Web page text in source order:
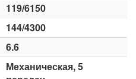
119/6150
144/4300
6.6
Механическая, 5